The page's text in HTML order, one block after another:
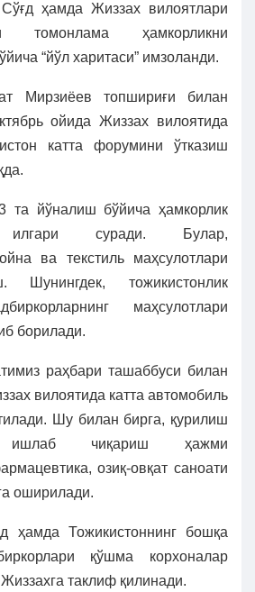
ҳамда Жиззах вилоятлари
томонлама ҳамкорликни
“йўл харитаси” имзоланди.
Мирзиёев топшириғи билан
ойида Жиззах вилоятида
катта форумини ўтказиш
та йўналиш бўйича ҳамкорлик
илгари суради. Булар,
ва текстиль маҳсулотлари
Шунингдек, тожикистонлик
маҳсулотлари
борилади.
раҳбари ташаббуси билан
вилоятида катта автомобиль
Шу билан бирга, қурилиш
ишлаб чиқариш ҳажми
озиқ-овқат саноати
оширилади.
ҳамда Тожикистоннинг бошқа
қўшма корхоналар
таклиф қилинади.